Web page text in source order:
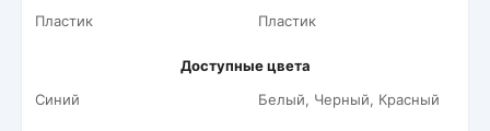
Пластик
Пластик
Доступные цвета
Синий
Белый, Черный, Красный